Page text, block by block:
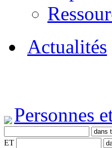
Actualités
Personnes
ET